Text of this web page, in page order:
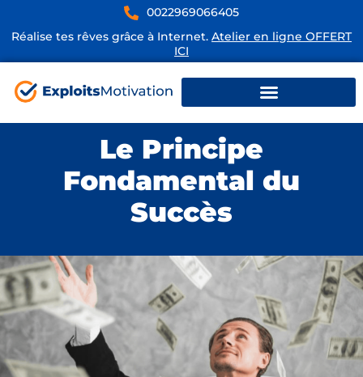
0022969066405
Réalise tes rêves grâce à Internet. Atelier en ligne OFFERT
ICI
Le Principe
Fondamental du
Succès